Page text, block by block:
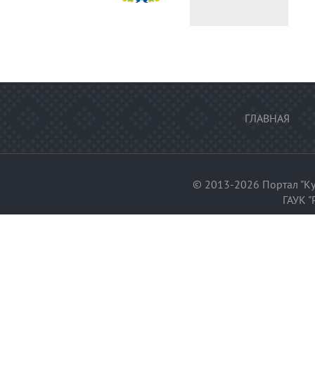
ГЛАВНАЯ
© 2013-2026 Портал
ГАУК